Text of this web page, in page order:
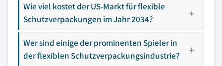
Wie viel kostet der US-Markt für flexible
Schutzverpackungen im Jahr 2034?
Wer sind einige der prominenten Spieler in
der flexiblen Schutzverpackungsindustrie?